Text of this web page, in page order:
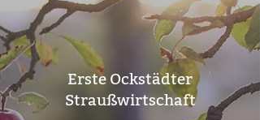
Erste Ockstädter
Straußwirtschaft